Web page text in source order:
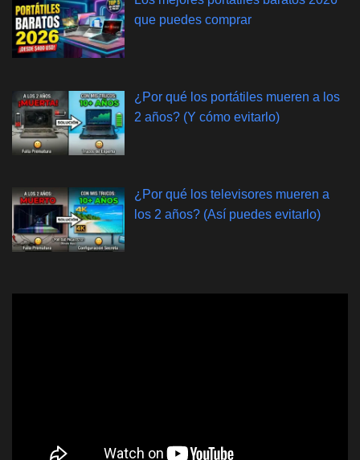
que puedes comprar
¿Por qué los portátiles mueren a los
2 años? (Y cómo evitarlo)
¿Por qué los televisores mueren a
los 2 años? (Así puedes evitarlo)